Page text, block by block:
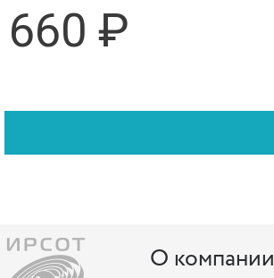
660 ₽
О компании